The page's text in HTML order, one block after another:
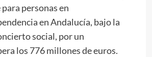
personas en
en Andalucía, bajo la
social, por un
los 776 millones de euros.